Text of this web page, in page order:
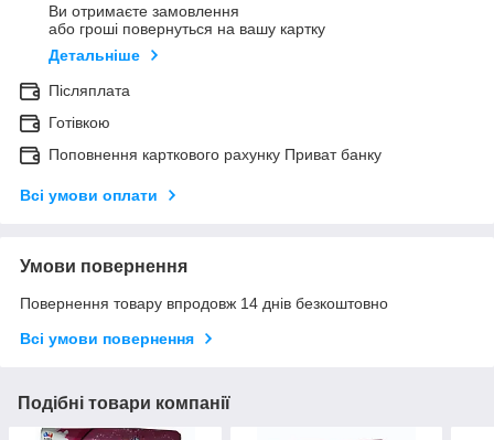
Ви отримаєте замовлення
або гроші повернуться на вашу картку
Детальніше
Післяплата
Готівкою
Поповнення карткового рахунку Приват банку
Всі умови оплати
Умови повернення
Повернення товару впродовж 14 днів безкоштовно
Всі умови повернення
Подібні товари компанії